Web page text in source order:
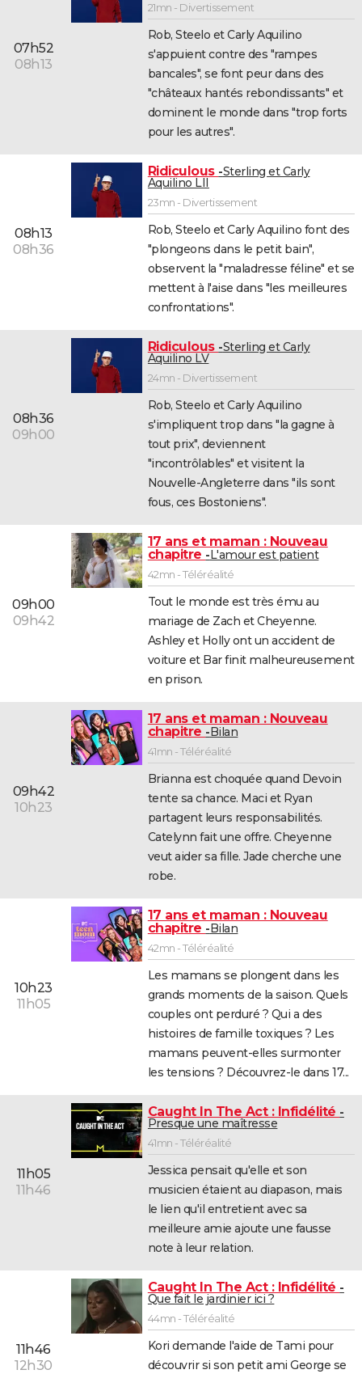
07h52
08h13
21mn - Divertissement
Rob, Steelo et Carly Aquilino
s'appuient contre des "rampes
bancales", se font peur dans des
"châteaux hantés rebondissants" et
dominent le monde dans "trop forts
pour les autres".
08h13
08h36
Ridiculous Sterling et Carly
Aquilino LII
23mn - Divertissement
Rob, Steelo et Carly Aquilino font des
"plongeons dans le petit bain",
observent la "maladresse féline" et se
mettent à l'aise dans "les meilleures
confrontations".
08h36
09h00
Ridiculous Sterling et Carly
Aquilino LV
24mn - Divertissement
Rob, Steelo et Carly Aquilino
s'impliquent trop dans "la gagne à
tout prix", deviennent
"incontrôlables" et visitent la
Nouvelle-Angleterre dans "ils sont
fous, ces Bostoniens".
09h00
09h42
17 ans et maman : Nouveau
chapitre
L'amour est patient
42mn - Téléréalité
Tout le monde est très ému au
mariage de Zach et Cheyenne.
Ashley et Holly ont un accident de
voiture et Bar finit malheureusement
en prison.
09h42
10h23
17 ans et maman : Nouveau
chapitre
Bilan
41mn - Téléréalité
Brianna est choquée quand Devoin
tente sa chance. Maci et Ryan
partagent leurs responsabilités.
Catelynn fait une offre. Cheyenne
veut aider sa fille. Jade cherche une
robe.
10h23
11h05
17 ans et maman : Nouveau
chapitre
Bilan
42mn - Téléréalité
Les mamans se plongent dans les
grands moments de la saison. Quels
couples ont perduré ? Qui a des
histoires de famille toxiques ? Les
mamans peuvent-elles surmonter
les tensions ? Découvrez-le dans 17...
11h05
11h46
Caught In The Act : Infidélité
Presque une maîtresse
41mn - Téléréalité
Jessica pensait qu'elle et son
musicien étaient au diapason, mais
le lien qu'il entretient avec sa
meilleure amie ajoute une fausse
note à leur relation.
11h46
12h30
Caught In The Act : Infidélité
Que fait le jardinier ici ?
44mn - Téléréalité
Kori demande l'aide de Tami pour
découvrir si son petit ami George se